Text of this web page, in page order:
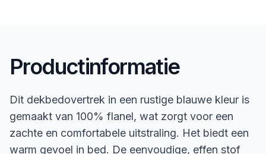
Productinformatie
Dit dekbedovertrek in een rustige blauwe kleur is
gemaakt van 100% flanel, wat zorgt voor een
zachte en comfortabele uitstraling. Het biedt een
warm gevoel in bed. De eenvoudige, effen stof